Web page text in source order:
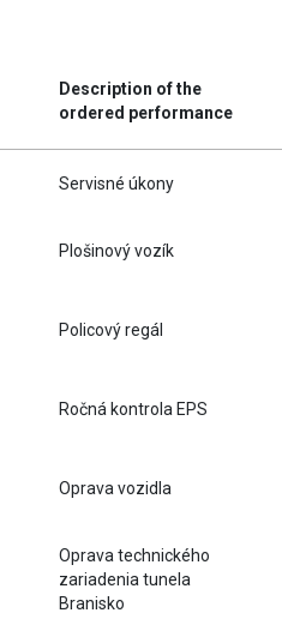
Description of the
ordered performance
Servisné úkony
Plošinový vozík
Policový regál
Ročná kontrola EPS
Oprava vozidla
Oprava technického
zariadenia tunela
Branisko